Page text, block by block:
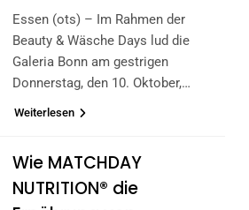
Essen (ots) – Im Rahmen der
Beauty & Wäsche Days lud die
Galeria Bonn am gestrigen
Donnerstag, den 10. Oktober,…
Weiterlesen
Wie MATCHDAY
NUTRITION® die